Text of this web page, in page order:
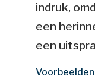
indruk,
een
een